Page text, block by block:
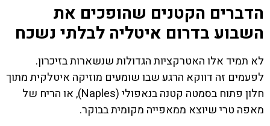
הדברים הקטנים שהופכים את
השבוע בדרום איטליה לבלתי נשכח
לא תמיד אלו האטרקציות הגדולות שנשארות בזיכרון.
לפעמים זה דווקא הרגע שבו שומעים מוזיקה איטלקית מתוך
חלון פתוח בסמטה קטנה בנאפולי (Naples), או הריח של
מאפה טרי שיוצא ממאפייה מקומית בבוקר.